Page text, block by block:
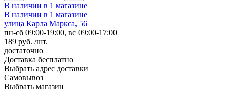
В наличии в 1 магазине
В наличии в 1 магазине
улица Карла Маркса, 56
пн-сб 09:00-19:00, вс 09:00-17:00
189 руб. /шт.
достаточно
Доставка бесплатно
Выбрать адрес доставки
Самовывоз
Выбрать магазин